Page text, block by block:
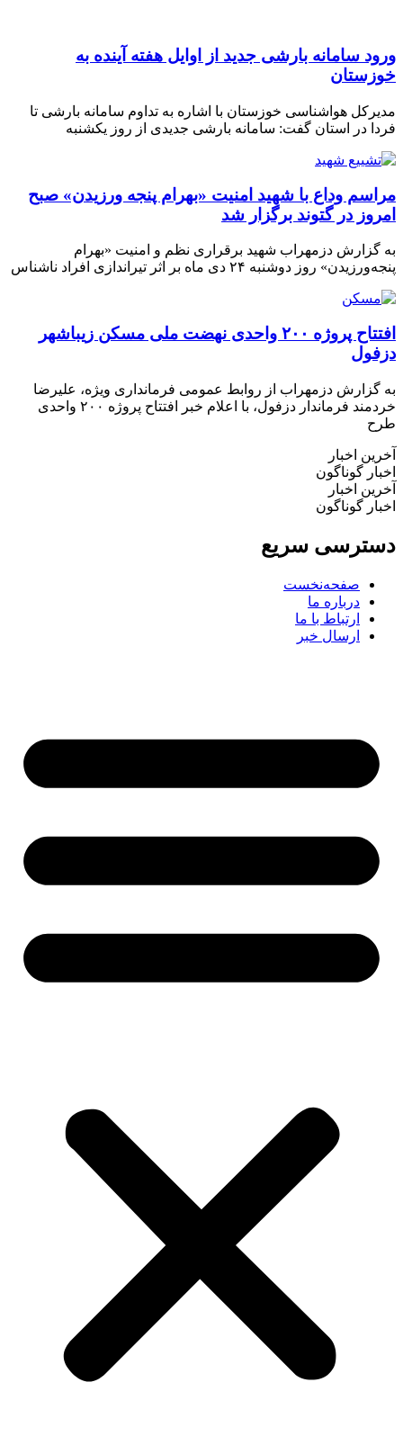
ورود سامانه بارشی جدید از اوایل هفته آینده به
خوزستان
مدیرکل هواشناسی خوزستان با اشاره به تداوم سامانه بارشی تا
فردا در استان گفت: سامانه بارشی جدیدی از روز یکشنبه
مراسم وداع با شهید امنیت «بهرام پنجه ورزیدن» صبح
امروز در گتوند برگزار شد
به گزارش دزمهراب شهید برقراری نظم و امنیت «بهرام
پنجه‌ورزیدن» روز دوشنبه ۲۴ دی ماه بر اثر تیراندازی افراد ناشناس
افتتاح پروژه ۲۰۰ واحدی نهضت ملی مسکن زیباشهر
دزفول
به گزارش دزمهراب از روابط عمومی فرمانداری ویژه، علیرضا
خردمند فرماندار دزفول، با اعلام خبر افتتاح پروژه ۲۰۰ واحدی
طرح
آخرین اخبار
اخبار گوناگون
آخرین اخبار
اخبار گوناگون
دسترسی سریع
صفحه‌نخست
درباره ما
ارتباط با ما
ارسال خبر